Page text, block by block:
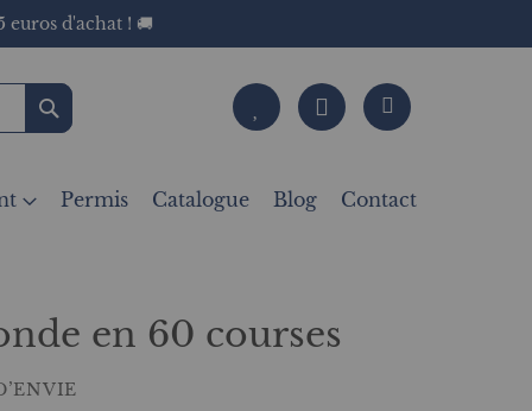
d'achat ! 🚚
Rechercher
Permis Catalogue Blog Contact
en 60 courses